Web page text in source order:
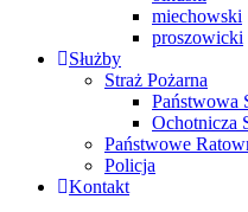
miechowski
proszowicki
Służby
Straż Pożarna
Państwowa
Ochotnicza
Państwowe
Policja
Kontakt